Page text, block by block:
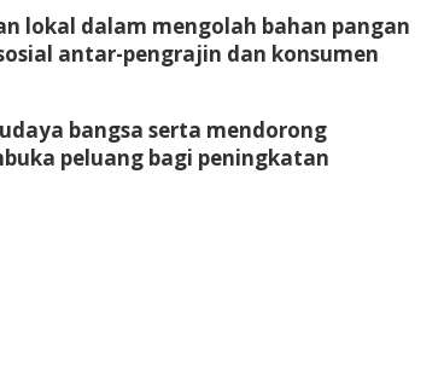
lokal dalam mengolah bahan pangan
antar-pengrajin dan konsumen
bangsa serta mendorong
peluang bagi peningkatan